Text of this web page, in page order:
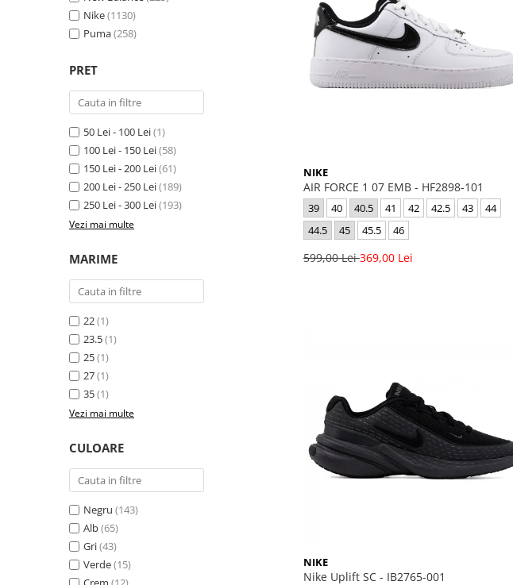
JORDAN SPIZIKE
NEW BALANCE
Nike(1130)
Puma(258)
PRET
50 Lei - 100 Lei(1)
100 Lei - 150 Lei(58)
150 Lei - 200 Lei(61)
200 Lei - 250 Lei(189)
250 Lei - 300 Lei(193)
Vezi mai multe
MARIME
22(1)
23.5(1)
25(1)
27(1)
35(1)
Vezi mai multe
CULOARE
Negru (143)
Alb(65)
Gri(43)
Verde(15)
NIKE
AIR FORCE 1 07 EMB - HF2898-101
39 40 40.5 41 42 42.5 43
44
44.5
45 45.5 46
599,00 Lei369,00 Lei
NIKE
Nike Uplift SC - IB2765-001